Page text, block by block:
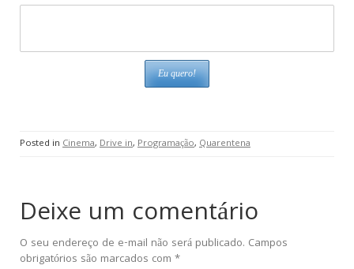
Posted in Cinema, Drive in, Programação, Quarentena
Deixe um comentário
O seu endereço de e-mail não será publicado. Campos
obrigatórios são marcados com *